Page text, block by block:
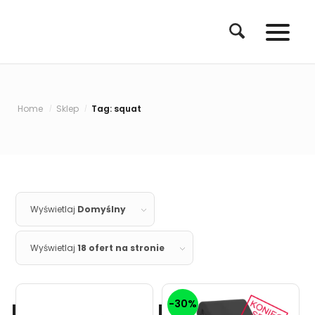
Home / Sklep / Tag: squat
Wyświetlaj Domyślny
Wyświetlaj18 ofert na stronie
-30%